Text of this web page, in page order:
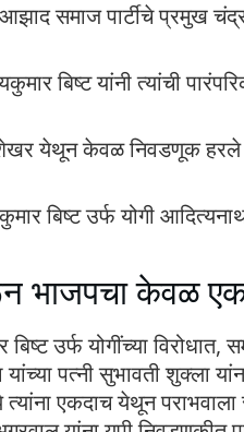
समाज पार्टीचे प्रमुख
बिष्ट यांनी त्यांची
येथून केवळ निवडणूक हरले
बिष्ट उर्फ योगी
भाजपचा केवळ
उर्फ योगींच्या विरोधात,
पत्नी सुभावती शुक्ला
एकदाच येथून पराभवाला